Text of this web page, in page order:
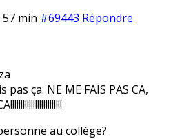
min #69443 Répondre
ça. NE ME FAIS PAS CA,
au collège?